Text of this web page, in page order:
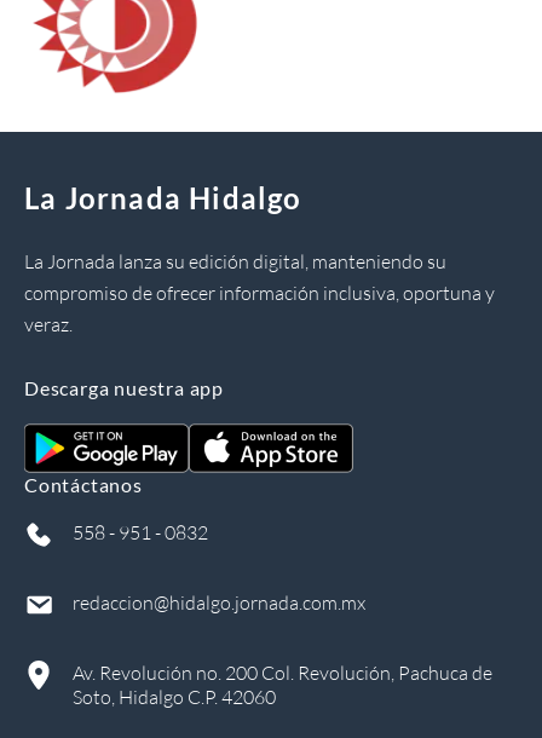
La Jornada Hidalgo
La Jornada lanza su edición digital, manteniendo su
compromiso de ofrecer información inclusiva, oportuna y
veraz.
Descarga nuestra app
Contáctanos
558 - 951 - 0832
redaccion@hidalgo.jornada.com.mx
Av. Revolución no. 200 Col. Revolución, Pachuca de
Soto, Hidalgo C.P. 42060